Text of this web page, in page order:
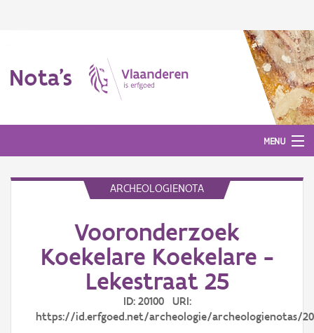
Nota's
MENU
ARCHEOLOGIENOTA
Vooronderzoek
Koekelare Koekelare -
Lekestraat 25
ID: 20100 URI:
https://id.erfgoed.net/archeologie/archeologienotas/